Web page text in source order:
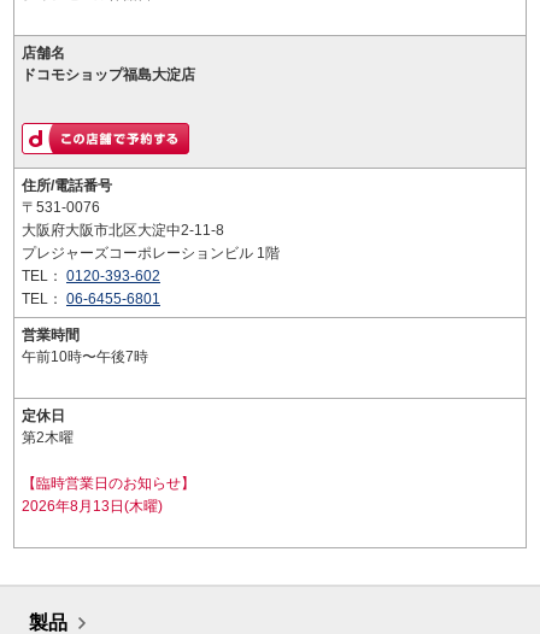
店舗名
ドコモショップ福島大淀店
住所/電話番号
〒531-0076
大阪府大阪市北区大淀中2-11-8
プレジャーズコーポレーションビル 1階
TEL： 0120-393-602
TEL： 06-6455-6801
営業時間
午前10時〜午後7時
定休日
第2木曜
【臨時営業日のお知らせ】
2026年8月13日(木曜)
製品